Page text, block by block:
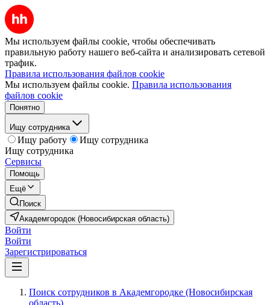
Мы используем файлы cookie, чтобы обеспечивать
правильную работу нашего веб-сайта и анализировать сетевой
трафик.
Правила использования файлов cookie
Мы используем файлы cookie. Правила использования
файлов cookie
Понятно
Ищу сотрудника
Ищу работу
Ищу сотрудника
Ищу сотрудника
Сервисы
Помощь
Ещё
Поиск
Академгородок (Новосибирская область)
Войти
Войти
Зарегистрироваться
Поиск сотрудников в Академгородке (Новосибирская
область)